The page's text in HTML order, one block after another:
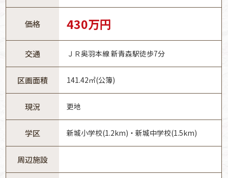
価格 430万円
交通 ＪＲ奥羽本線 新青森駅徒歩7分
区画面積 141.42㎡(公簿)
現況 更地
学区 新城小学校(1.2km)・新城中学校(1.5km)
周辺施設